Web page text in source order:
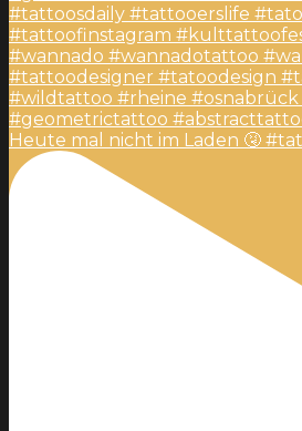
Heute mal nicht im Laden 🤧